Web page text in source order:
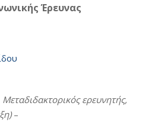
Έρευνας
Μεταδιδακτορικός ερευνητής,
–